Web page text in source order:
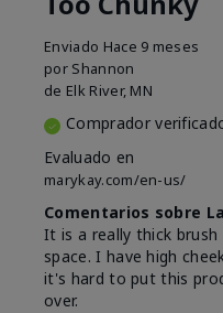
Enviado Hace 9 meses
por Shannon
de Elk River, MN
Comprador
Evaluado en
marykay.com/en-us/
Comentarios sobre
It is a really thick
space. I have high
it's hard to put this
over.